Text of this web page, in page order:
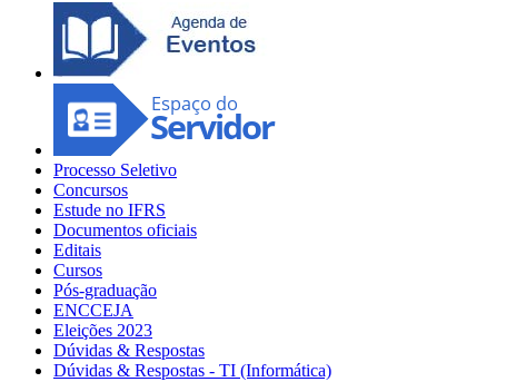
Processo Seletivo
Concursos
Estude no IFRS
Documentos oficiais
Editais
Cursos
Pós-graduação
ENCCEJA
Eleições 2023
Dúvidas & Respostas
Dúvidas & Respostas - TI (Informática)